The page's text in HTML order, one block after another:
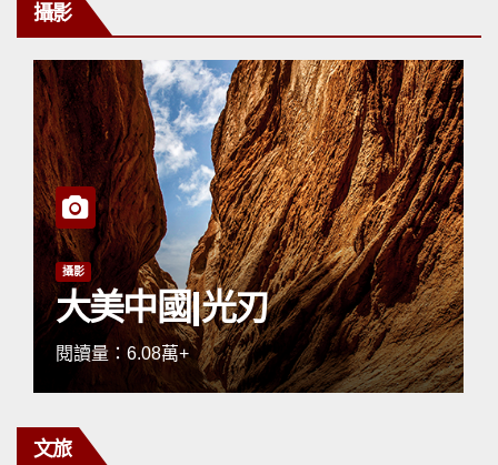
攝影
攝影
大美中國|光刃
閱讀量：6.08萬+
文旅